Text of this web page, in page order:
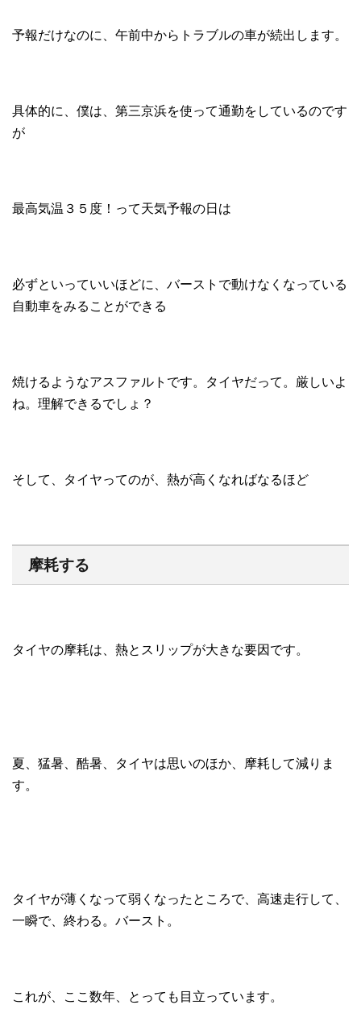
予報だけなのに、午前中からトラブルの車が続出します。
具体的に、僕は、第三京浜を使って通勤をしているのです
が
最高気温３５度！って天気予報の日は
必ずといっていいほどに、バーストで動けなくなっている
自動車をみることができる
焼けるようなアスファルトです。タイヤだって。厳しいよ
ね。理解できるでしょ？
そして、タイヤってのが、熱が高くなればなるほど
摩耗する
タイヤの摩耗は、熱とスリップが大きな要因です。
夏、猛暑、酷暑、タイヤは思いのほか、摩耗して減りま
す。
タイヤが薄くなって弱くなったところで、高速走行して、
一瞬で、終わる。バースト。
これが、ここ数年、とっても目立っています。